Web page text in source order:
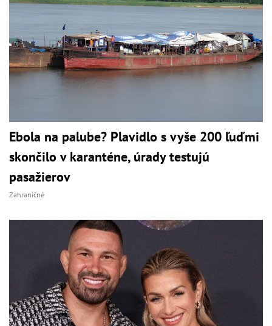
Ebola na palube? Plavidlo s vyše 200 ľuďmi
skončilo v karanténe, úrady testujú
pasažierov
Zahraničné